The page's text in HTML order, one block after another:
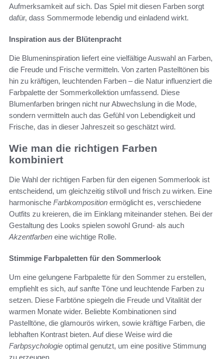
Aufmerksamkeit auf sich. Das Spiel mit diesen Farben sorgt
dafür, dass Sommermode lebendig und einladend wirkt.
Inspiration aus der Blütenpracht
Die Blumeninspiration liefert eine vielfältige Auswahl an Farben,
die Freude und Frische vermitteln. Von zarten Pastelltönen bis
hin zu kräftigen, leuchtenden Farben – die Natur influenziert die
Farbpalette der Sommerkollektion umfassend. Diese
Blumenfarben bringen nicht nur Abwechslung in die Mode,
sondern vermitteln auch das Gefühl von Lebendigkeit und
Frische, das in dieser Jahreszeit so geschätzt wird.
Wie man die richtigen Farben
kombiniert
Die Wahl der richtigen Farben für den eigenen Sommerlook ist
entscheidend, um gleichzeitig stilvoll und frisch zu wirken. Eine
harmonische Farbkomposition ermöglicht es, verschiedene
Outfits zu kreieren, die im Einklang miteinander stehen. Bei der
Gestaltung des Looks spielen sowohl Grund- als auch
Akzentfarben eine wichtige Rolle.
Stimmige Farbpaletten für den Sommerlook
Um eine gelungene Farbpalette für den Sommer zu erstellen,
empfiehlt es sich, auf sanfte Töne und leuchtende Farben zu
setzen. Diese Farbtöne spiegeln die Freude und Vitalität der
warmen Monate wider. Beliebte Kombinationen sind
Pastelltöne, die glamourös wirken, sowie kräftige Farben, die
lebhaften Kontrast bieten. Auf diese Weise wird die
Farbpsychologie optimal genutzt, um eine positive Stimmung
zu erzeugen.